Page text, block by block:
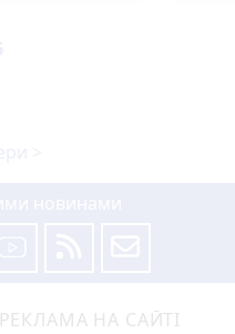
РЕКЛАМА НА САЙТІ